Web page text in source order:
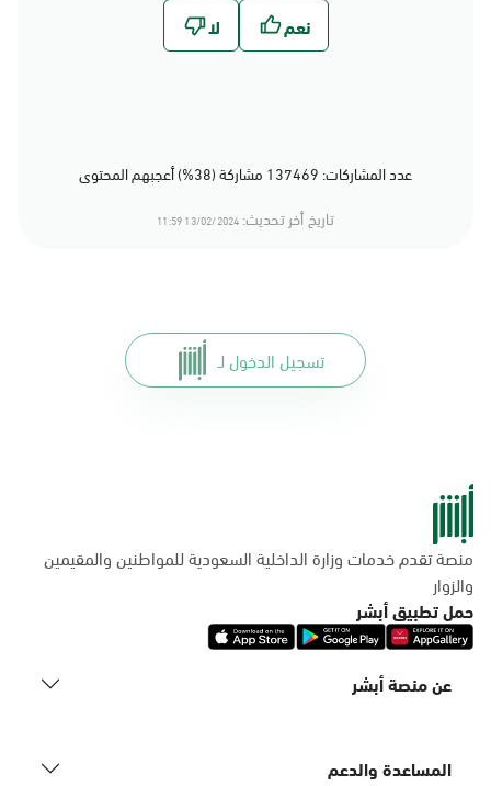
عدد المشاركات: 137469 مشاركة (38%) أعجبهم المحتوى
تاريخ أخر تحديث: 13/02/2024 11:59
تسجيل الدخول لـ
منصة تقدم خدمات وزارة الداخلية السعودية للمواطنين والمقيمين
والزوار
حمل تطبيق أبشر
عن منصة أبشر
المساعدة والدعم